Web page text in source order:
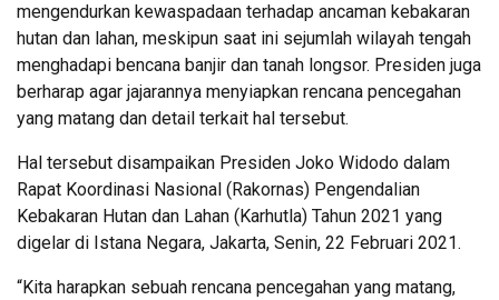
mengendurkan kewaspadaan terhadap ancaman kebakaran
hutan dan lahan, meskipun saat ini sejumlah wilayah tengah
menghadapi bencana banjir dan tanah longsor. Presiden juga
berharap agar jajarannya menyiapkan rencana pencegahan
yang matang dan detail terkait hal tersebut.
Hal tersebut disampaikan Presiden Joko Widodo dalam
Rapat Koordinasi Nasional (Rakornas) Pengendalian
Kebakaran Hutan dan Lahan (Karhutla) Tahun 2021 yang
digelar di Istana Negara, Jakarta, Senin, 22 Februari 2021.
“Kita harapkan sebuah rencana pencegahan yang matang,